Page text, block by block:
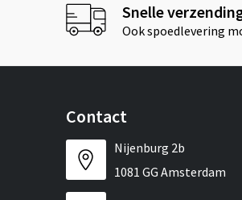
Snelle
Ook spoedlevering
Contact
Nijenburg 2b
1081 GG Amsterdam